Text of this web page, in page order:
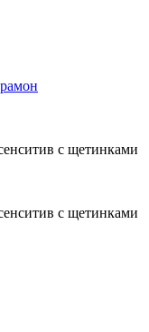
с щетинками
с щетинками